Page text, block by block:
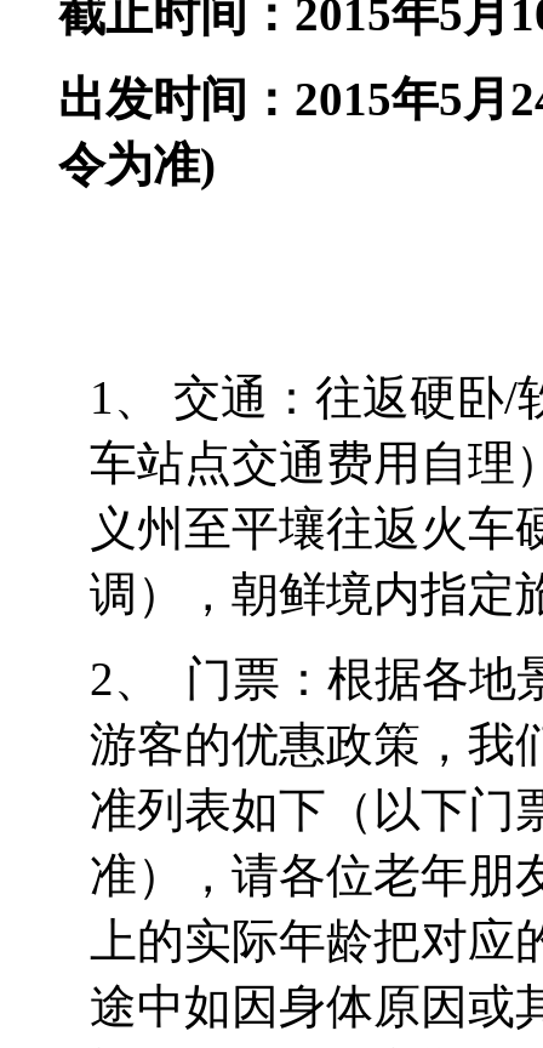
截止时间： 2015年5月
出发时间： 2015年5月
令为准)
1、 交通：往返硬卧/
车站点交通费用自理
义州至平壤往返火车
调），朝鲜境内指定
2、 门票：根据各地
游客的优惠政策，我
准列表如下（以下门
准），请各位老年朋
上的实际年龄把对
途中如因身体原因或